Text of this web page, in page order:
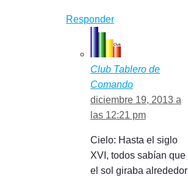
Responder
Club Tablero de
Comando
diciembre 19, 2013 a
las 12:21 pm
Cielo: Hasta el siglo
XVI, todos sabían que
el sol giraba alrededor